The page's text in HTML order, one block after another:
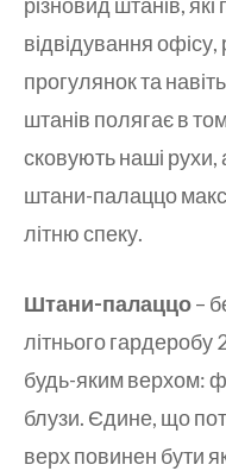
відвідування
прогулянок та
штанів полягає в
сковують наші рухи,
штани-палаццо
літню спеку.
Штани-палаццо–
літнього гардеробу
будь-яким верхом:
блузи. Єдине, що
верх повинен бути